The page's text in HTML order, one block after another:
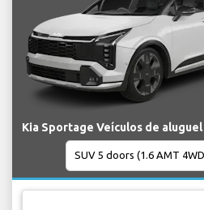
Kia Sportage Veículos de